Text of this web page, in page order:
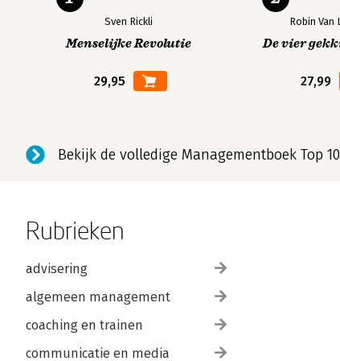
Sven Rickli
Menselijke Revolutie
29,95
Robin Van
De vier
27,99
Bekijk de volledige Managementboek Top
Rubrieken
advisering
algemeen management
coaching en trainen
communicatie en media